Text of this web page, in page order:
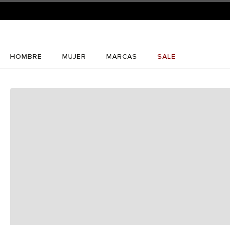
HOMBRE MUJER MARCAS SALE